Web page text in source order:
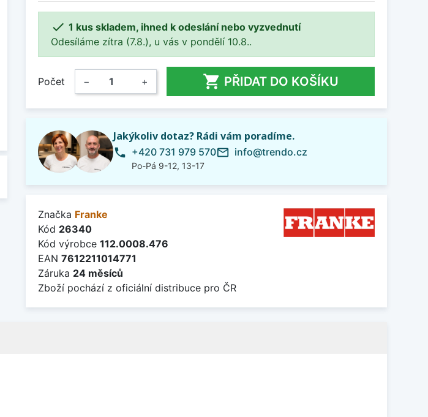
 1 kus skladem, ihned k odeslání nebo vyzvednutí
Odesíláme zítra (7.8.), u vás v pondělí 10.8..
Počet − +  PŘIDAT DO KOŠÍKU
Jakýkoliv dotaz? Rádi vám poradíme.
phone +420 731 979 570
Po-Pá 9-12, 13-17
mail_outline info@trendo.cz
Značka Franke
Kód 26340
Kód výrobce 112.0008.476
EAN 7612211014771
Záruka 24 měsíců
Zboží pochází z oficiální distribuce pro ČR